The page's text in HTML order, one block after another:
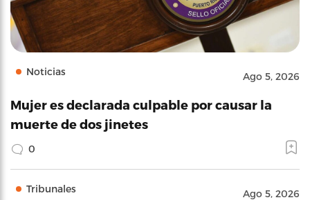
Noticias Ago 5, 2026
Mujer es declarada culpable por causar la
muerte de dos jinetes
0
Tribunales Ago 5, 2026